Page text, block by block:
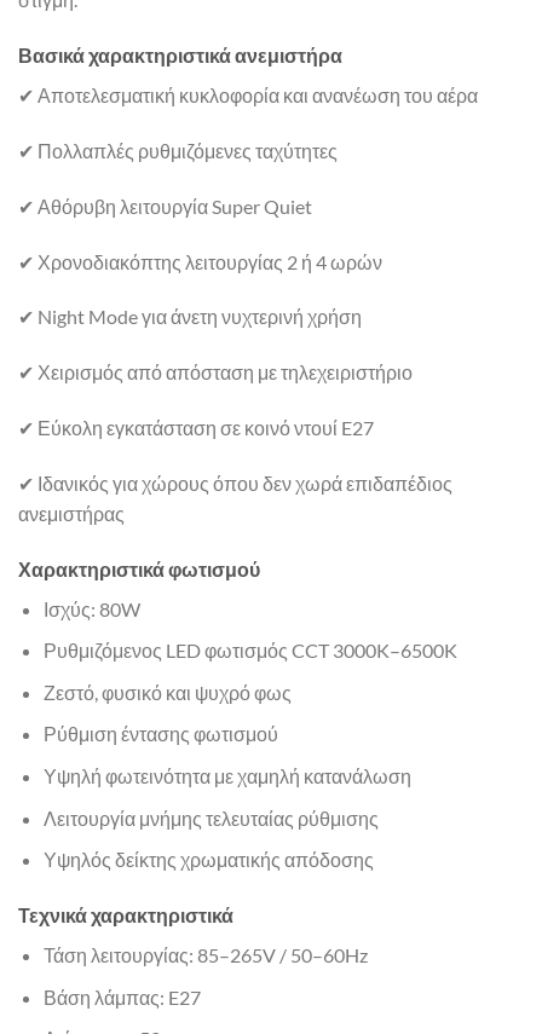
Βασικά χαρακτηριστικά ανεμιστήρα
✔ Αποτελεσματική κυκλοφορία και ανανέωση του αέρα
✔ Πολλαπλές ρυθμιζόμενες ταχύτητες
✔ Αθόρυβη λειτουργία Super Quiet
✔ Χρονοδιακόπτης λειτουργίας 2 ή 4 ωρών
✔ Night Mode για άνετη νυχτερινή χρήση
✔ Χειρισμός από απόσταση με τηλεχειριστήριο
✔ Εύκολη εγκατάσταση σε κοινό ντουί E27
✔ Ιδανικός για χώρους όπου δεν χωρά επιδαπέδιος
ανεμιστήρας
Χαρακτηριστικά φωτισμού
Ισχύς: 80W
Ρυθμιζόμενος LED φωτισμός CCT 3000K–6500K
Ζεστό, φυσικό και ψυχρό φως
Ρύθμιση έντασης φωτισμού
Υψηλή φωτεινότητα με χαμηλή κατανάλωση
Λειτουργία μνήμης τελευταίας ρύθμισης
Υψηλός δείκτης χρωματικής απόδοσης
Τεχνικά χαρακτηριστικά
Τάση λειτουργίας: 85–265V / 50–60Hz
Βάση λάμπας: E27